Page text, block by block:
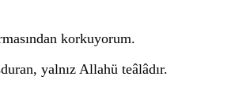
korkuyorum.
yalnız Allahü teâlâdır.